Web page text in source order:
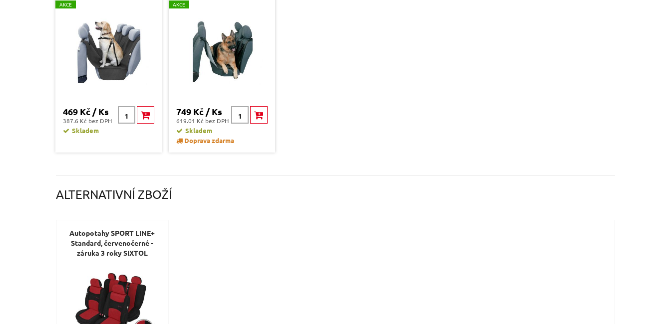
AKCE
469 Kč / Ks
387.6 Kč bez DPH
Skladem
AKCE
749 Kč / Ks
619.01 Kč bez DPH
Skladem
Doprava zdarma
ALTERNATIVNÍ ZBOŽÍ
Autopotahy SPORT LINE+
Standard, červenočerné -
záruka 3 roky SIXTOL